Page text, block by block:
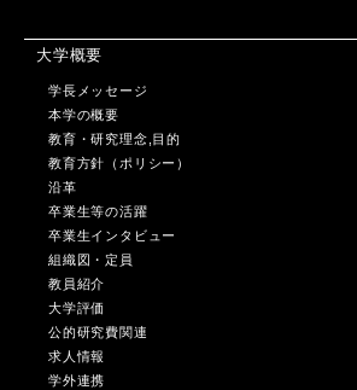
大学概要
学長メッセージ
本学の概要
教育・研究理念,目的
教育方針（ポリシー）
沿革
卒業生等の活躍
卒業生インタビュー
組織図・定員
教員紹介
大学評価
公的研究費関連
求人情報
学外連携